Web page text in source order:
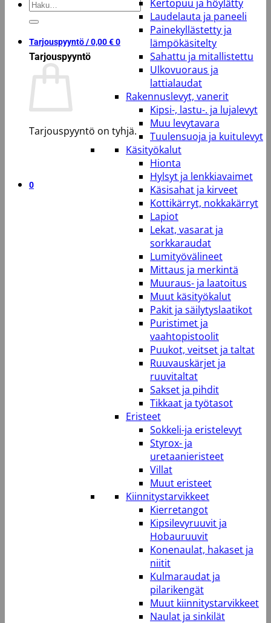
Etsi:
Tarjouspyyntö /0,00€0
Tarjouspyyntö
Tarjouspyyntö on tyhjä.
0
Kertopuu ja höylätty
Laudelauta ja paneeli
Painekyllästetty ja
lämpökäsitelty
Sahattu ja mitallistettu
Ulkovuoraus ja
lattialaudat
Rakennuslevyt, vanerit
Kipsi-, lastu-. ja lujalevyt
Muu levytavara
Tuulensuoja ja kuitulevyt
Käsityökalut
Hionta
Hylsyt ja lenkkiavaimet
Käsisahat ja kirveet
Kottikärryt, nokkakärryt
Lapiot
Lekat, vasarat ja
sorkkaraudat
Lumityövälineet
Mittaus ja merkintä
Muuraus- ja laatoitus
Muut käsityökalut
Pakit ja säilytyslaatikot
Puristimet ja
vaahtopistoolit
Puukot, veitset ja taltat
Ruuvauskärjet ja
ruuvitaltat
Sakset ja pihdit
Tikkaat ja työtasot
Eristeet
Sokkeli-ja eristelevyt
Styrox- ja
uretaanieristeet
Villat
Muut eristeet
Kiinnitystarvikkeet
Kierretangot
Kipsilevyruuvit ja
Hobauruuvit
Konenaulat, hakaset ja
niitit
Kulmaraudat ja
pilarikengät
Muut kiinnitystarvikkeet
Naulat ja sinkilät